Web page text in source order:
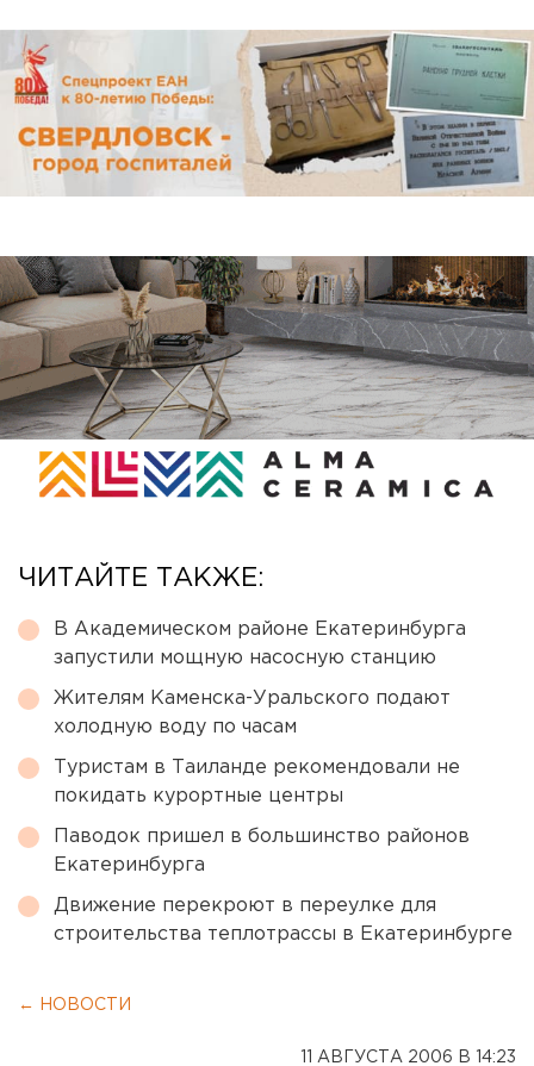
ЧИТАЙТЕ ТАКЖЕ:
В Академическом районе Екатеринбурга
запустили мощную насосную станцию
Жителям Каменска-Уральского подают
холодную воду по часам
Туристам в Таиланде рекомендовали не
покидать курортные центры
Паводок пришел в большинство районов
Екатеринбурга
Движение перекроют в переулке для
строительства теплотрассы в Екатеринбурге
← НОВОСТИ
11 АВГУСТА 2006 В 14:23